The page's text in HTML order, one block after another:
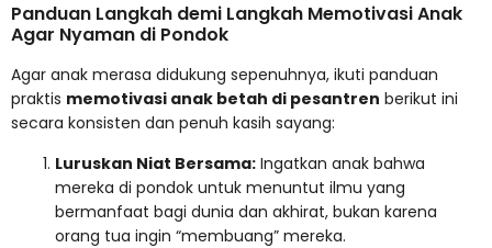
Panduan Langkah demi Langkah Memotivasi Anak
Agar Nyaman di Pondok
Agar anak merasa didukung sepenuhnya, ikuti panduan
praktis memotivasi anak betah di pesantren berikut ini
secara konsisten dan penuh kasih sayang:
Luruskan Niat Bersama: Ingatkan anak bahwa
mereka di pondok untuk menuntut ilmu yang
bermanfaat bagi dunia dan akhirat, bukan karena
orang tua ingin “membuang” mereka.